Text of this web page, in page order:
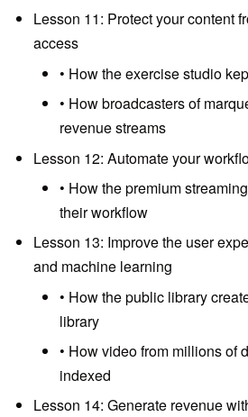
Lesson 11: Protect your content
access
• How the exercise studio
• How broadcasters of
revenue streams
Lesson 12: Automate your
• How the premium
their workflow
Lesson 13: Improve the user
and machine learning
• How the public library
library
• How video from millions of
indexed
Lesson 14: Generate revenue